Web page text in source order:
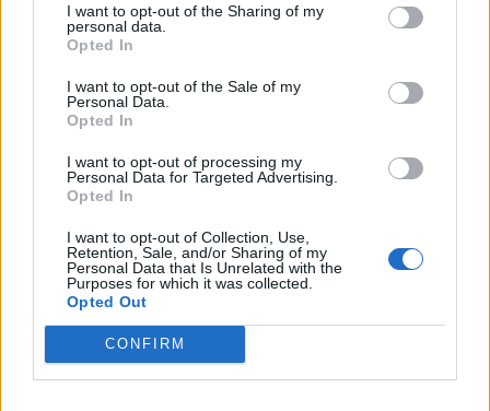
I want to opt-out of the Sharing of my
personal data.
Opted In
I want to opt-out of the Sale of my
Personal Data.
Opted In
I want to opt-out of processing my
Personal Data for Targeted Advertising.
Opted In
I want to opt-out of Collection, Use,
Retention, Sale, and/or Sharing of my
Personal Data that Is Unrelated with the
Purposes for which it was collected.
Opted Out
CONFIRM
Δολιοφθορά στη Γαλλία: 7
στα 10 τρένα υψηλής
ταχύτητας θα κινηθούν
σήμερα
Mελόνι: Επίσημη επίσκεψη